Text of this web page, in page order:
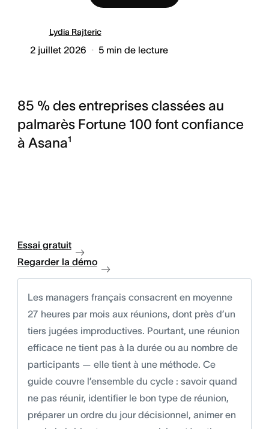
Lydia Rajteric
2 juillet 2026 5 min de lecture
85 % des entreprises classées au
palmarès Fortune 100 font confiance
à Asana¹
Essai gratuit
Regarder la démo
Les managers français consacrent en moyenne
27 heures par mois aux réunions, dont près d’un
tiers jugées improductives. Pourtant, une réunion
efficace ne tient pas à la durée ou au nombre de
participants — elle tient à une méthode. Ce
guide couvre l’ensemble du cycle : savoir quand
ne pas réunir, identifier le bon type de réunion,
préparer un ordre du jour décisionnel, animer en